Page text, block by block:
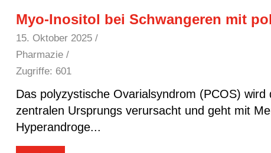
Myo-Inositol bei Schwangeren mit
15. Oktober 2025 /
Pharmazie /
Zugriffe: 601
Das polyzystische Ovarialsyndrom (PCOS)
zentralen Ursprungs verursacht und geht mit
Hyperandroge...